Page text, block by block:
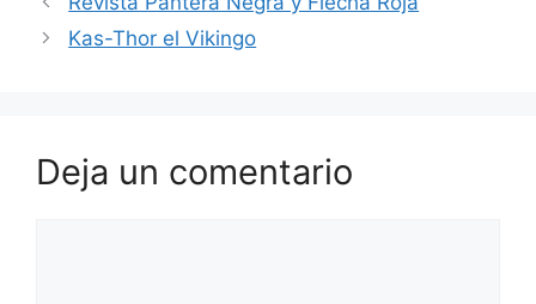
Kas-Thor el Vikingo
Deja un comentario